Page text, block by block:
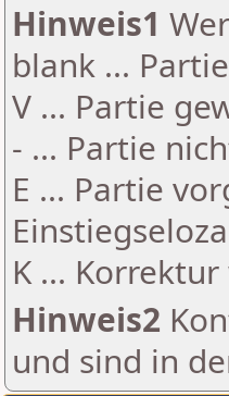
Hinweis1
blank ...
V ... Partie
- ... Partie
E ... Partie
K ...
Hinweis2
und sind in